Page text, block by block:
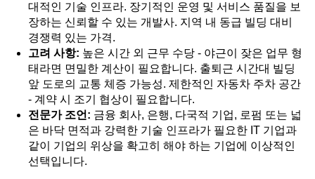
대적인 기술 인프라. 장기적인 운영 및 서비스 품질을 보
장하는 신뢰할 수 있는 개발사. 지역 내 동급 빌딩 대비
경쟁력 있는 가격.
고려 사항: 높은 시간 외 근무 수당 - 야근이 잦은 업무 형
태라면 면밀한 계산이 필요합니다. 출퇴근 시간대 빌딩
앞 도로의 교통 체증 가능성. 제한적인 자동차 주차 공간
- 계약 시 조기 협상이 필요합니다.
전문가 조언: 금융 회사, 은행, 다국적 기업, 로펌 또는 넓
은 바닥 면적과 강력한 기술 인프라가 필요한 IT 기업과
같이 기업의 위상을 확고히 해야 하는 기업에 이상적인
선택입니다.